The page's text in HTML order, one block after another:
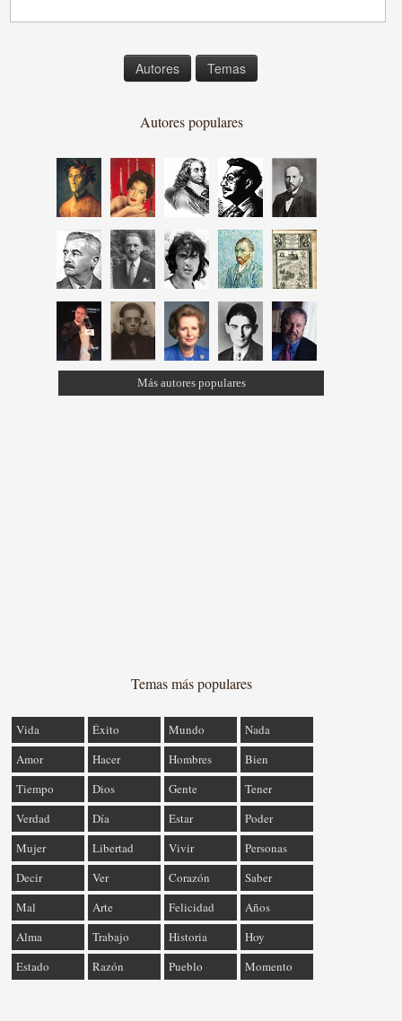
Autores Temas
Autores populares
Más autores populares
Temas más populares
Vida Éxito Mundo
Nada
Amor
Hacer Hombres
Bien
Tiempo
Dios Gente
Tener
Verdad
Día Estar
Poder
Mujer
Libertad Vivir
Personas
Decir
Ver Corazón
Saber
Mal
Arte Felicidad
Años
Alma
Trabajo Historia
Hoy
Estado
Razón Pueblo Momento